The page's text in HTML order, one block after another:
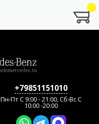
+79851151010
Пн-Пт C 9:00 - 21:00, Сб-Вс С
10:00 -20:00